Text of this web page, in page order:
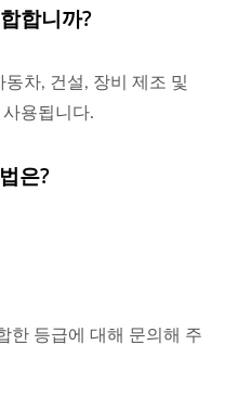
합니까?
차, 건설, 장비 제조 및
용됩니다.
은?
한 등급에 대해 문의해 주